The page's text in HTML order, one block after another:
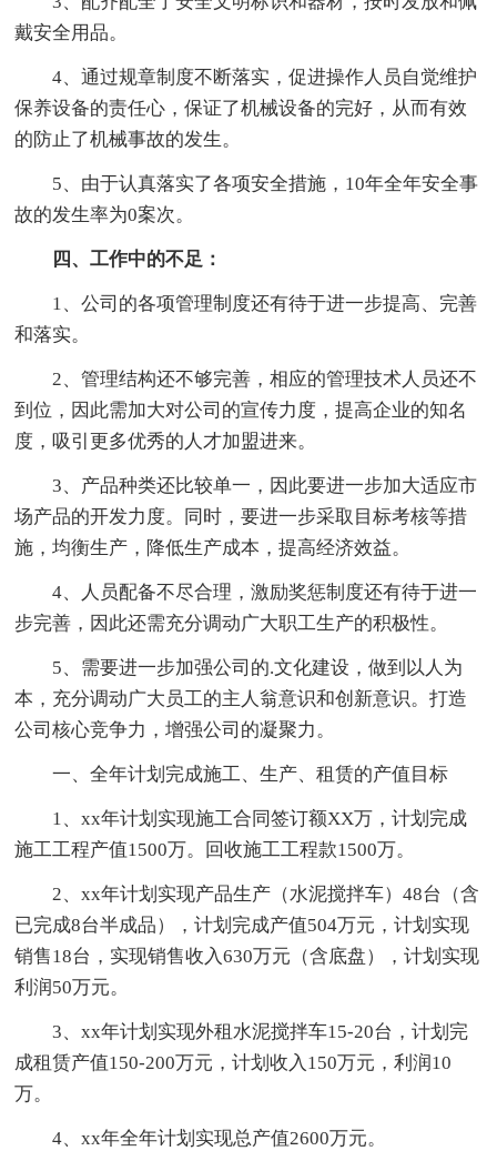
戴安全用品。
4、通过规章制度不断落实，促进操作人员自觉维护
保养设备的责任心，保证了机械设备的完好，从而有效
的防止了机械事故的发生。
5、由于认真落实了各项安全措施，10年全年安全事
故的发生率为0案次。
四、工作中的不足：
1、公司的各项管理制度还有待于进一步提高、完善
和落实。
2、管理结构还不够完善，相应的管理技术人员还不
到位，因此需加大对公司的宣传力度，提高企业的知名
度，吸引更多优秀的人才加盟进来。
3、产品种类还比较单一，因此要进一步加大适应市
场产品的开发力度。同时，要进一步采取目标考核等措
施，均衡生产，降低生产成本，提高经济效益。
4、人员配备不尽合理，激励奖惩制度还有待于进一
步完善，因此还需充分调动广大职工生产的积极性。
5、需要进一步加强公司的.文化建设，做到以人为
本，充分调动广大员工的主人翁意识和创新意识。打造
公司核心竞争力，增强公司的凝聚力。
一、全年计划完成施工、生产、租赁的产值目标
1、xx年计划实现施工合同签订额XX万，计划完成
施工工程产值1500万。回收施工工程款1500万。
2、xx年计划实现产品生产（水泥搅拌车）48台（含
已完成8台半成品），计划完成产值504万元，计划实现
销售18台，实现销售收入630万元（含底盘），计划实现
利润50万元。
3、xx年计划实现外租水泥搅拌车15-20台，计划完
成租赁产值150-200万元，计划收入150万元，利润10
万。
4、xx年全年计划实现总产值2600万元。